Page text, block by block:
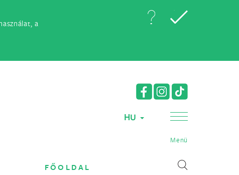
a
HU
Menü
FŐOLDAL